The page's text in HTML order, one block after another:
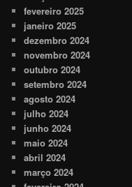
fevereiro 2025
janeiro 2025
dezembro 2024
novembro 2024
outubro 2024
setembro 2024
agosto 2024
julho 2024
junho 2024
maio 2024
abril 2024
março 2024